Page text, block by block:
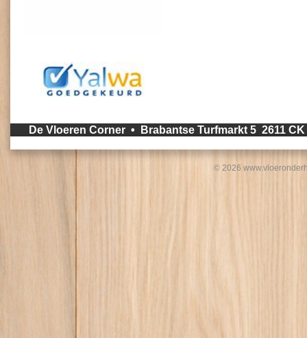
De Vloeren Corner • Brabantse Turfmarkt 5 2611
© 2026